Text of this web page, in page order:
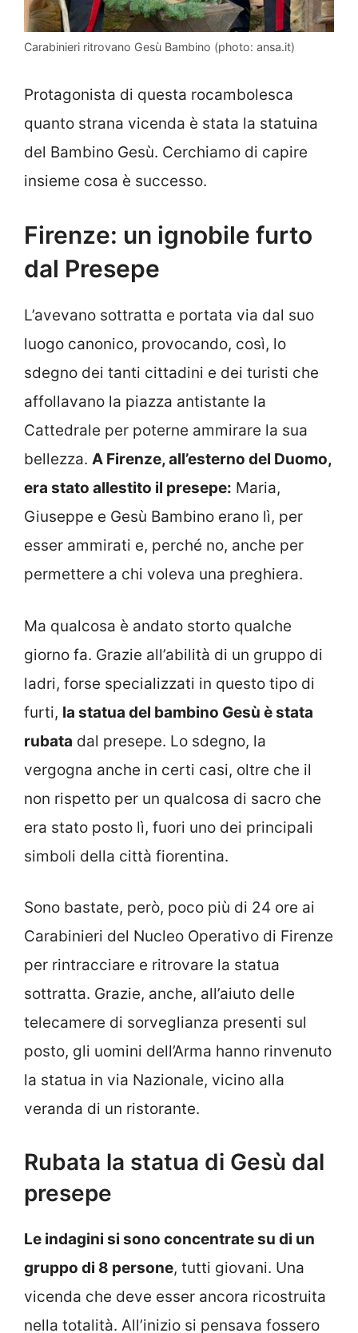
Carabinieri ritrovano Gesù Bambino (photo: ansa.it)
Protagonista di questa rocambolesca
quanto strana vicenda è stata la statuina
del Bambino Gesù. Cerchiamo di capire
insieme cosa è successo.
Firenze: un ignobile furto
dal Presepe
L’avevano sottratta e portata via dal suo
luogo canonico, provocando, così, lo
sdegno dei tanti cittadini e dei turisti che
affollavano la piazza antistante la
Cattedrale per poterne ammirare la sua
bellezza. A Firenze, all’esterno del Duomo,
era stato allestito il presepe: Maria,
Giuseppe e Gesù Bambino erano lì, per
esser ammirati e, perché no, anche per
permettere a chi voleva una preghiera.
Ma qualcosa è andato storto qualche
giorno fa. Grazie all’abilità di un gruppo di
ladri, forse specializzati in questo tipo di
furti, la statua del bambino Gesù è stata
rubata dal presepe. Lo sdegno, la
vergogna anche in certi casi, oltre che il
non rispetto per un qualcosa di sacro che
era stato posto lì, fuori uno dei principali
simboli della città fiorentina.
Sono bastate, però, poco più di 24 ore ai
Carabinieri del Nucleo Operativo di Firenze
per rintracciare e ritrovare la statua
sottratta. Grazie, anche, all’aiuto delle
telecamere di sorveglianza presenti sul
posto, gli uomini dell’Arma hanno rinvenuto
la statua in via Nazionale, vicino alla
veranda di un ristorante.
Rubata la statua di Gesù dal
presepe
Le indagini si sono concentrate su di un
gruppo di 8 persone, tutti giovani. Una
vicenda che deve esser ancora ricostruita
nella totalità. All’inizio si pensava fossero